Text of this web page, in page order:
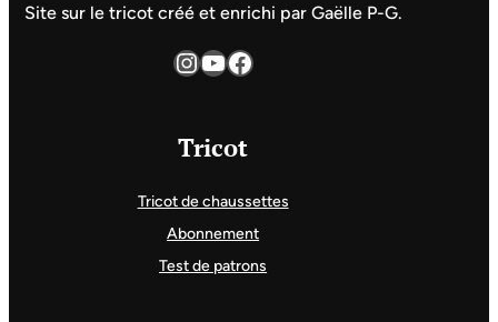
Site sur le tricot créé et enrichi par Gaëlle P-G.
InstagramYouTube Facebook
Tricot
Tricot de chaussettes
Abonnement
Test de patrons